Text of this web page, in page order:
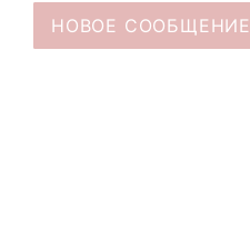
НОВОЕ СООБЩЕНИЕ